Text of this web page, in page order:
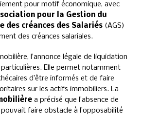
pour motif économique, avec
pour la Gestion du
des créances des Salariés (AGS)
des créances salariales.
l’annonce légale de liquidation
Elle permet notamment
d’être informés et de faire
sur les actifs immobiliers. La
a précisé que l’absence de
faire obstacle à l’opposabilité